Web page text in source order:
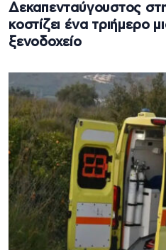
Δεκαπενταύγουστος
κοστίζει ένα τριήμερο
ξενοδοχείο